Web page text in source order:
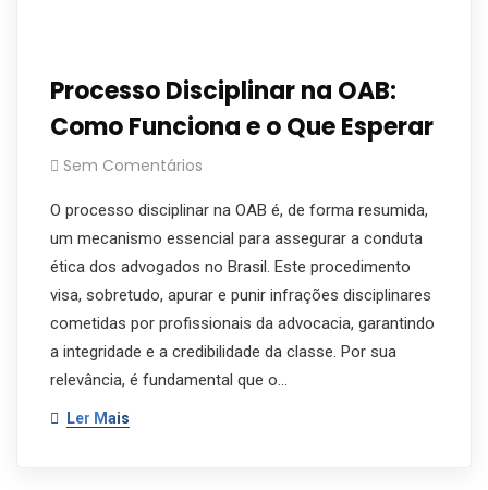
Processo Disciplinar na OAB:
Como Funciona e o Que Esperar
Sem Comentários
O processo disciplinar na OAB é, de forma resumida,
um mecanismo essencial para assegurar a conduta
ética dos advogados no Brasil. Este procedimento
visa, sobretudo, apurar e punir infrações disciplinares
cometidas por profissionais da advocacia, garantindo
a integridade e a credibilidade da classe. Por sua
relevância, é fundamental que o…
Ler Mais